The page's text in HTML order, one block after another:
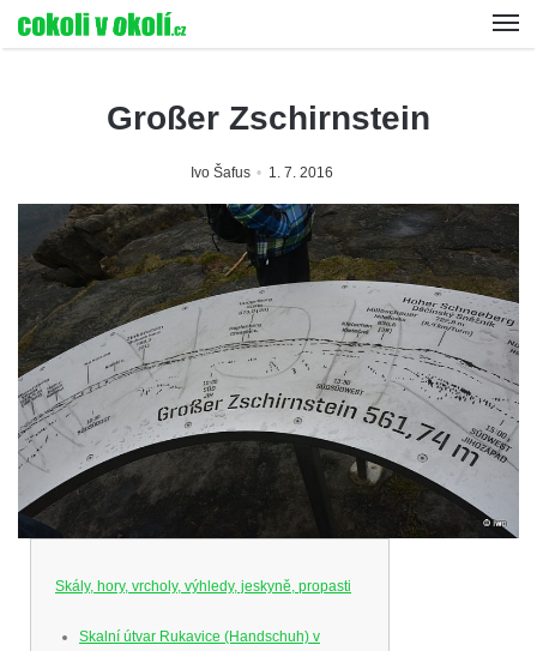
Großer Zschirnstein
Ivo Šafus 1. 7. 2016
Skály, hory, vrcholy, výhledy, jeskyně, propasti
Skalní útvar Rukavice (Handschuh) v